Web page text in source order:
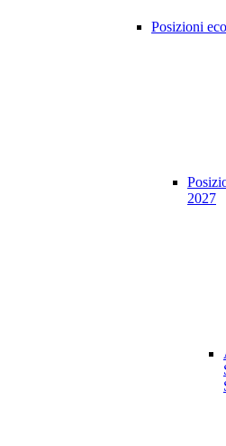
Posizioni
2027